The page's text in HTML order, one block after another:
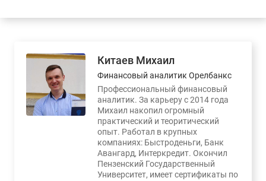
Китаев Михаил
Финансовый аналитик Орелбанкс
Профессиональный финансовый
аналитик. За карьеру с 2014 года
Михаил накопил огромный
практический и теоритический
опыт. Работал в крупных
компаниях: Быстроденьги, Банк
Авангард, Интеркредит. Окончил
Пензенский Государственный
Университет, имеет сертификаты по